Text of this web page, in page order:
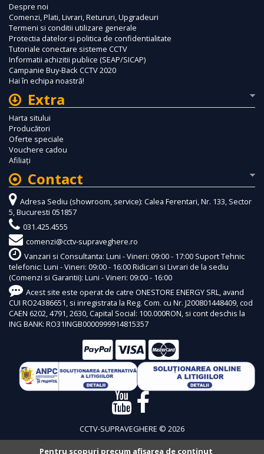
Despre noi
Comenzi, Plati, Livrari, Retururi, Upgradeuri
Termeni si conditii utilizare generale
Protectia datelor si politica de confidentialitate
Tutoriale conectare sisteme CCTV
Informatii achizitii publice (SEAP/SICAP)
Campanie Buy-Back CCTV 2020
Hai în echipa noastră!
Extra
Harta sitului
Producători
Oferte speciale
Vouchere cadou
Afiliaţi
Contact
Adresa Sediu (showroom, service): Calea Ferentari, Nr. 133, Sector
5, Bucuresti 051857
031.425.4555
comenzi@cctv-supraveghere.ro
Vanzari si Consultanta: Luni - Vineri: 09:00 - 17:00 Suport Tehnic
telefonic: Luni - Vineri: 09:00 - 16:00 Ridicari si Livrari de la sediu
(Comenzi si Garantii): Luni - Vineri: 09:00 - 16:00
Acest site este operat de catre ONESTORE ENERGY SRL, avand
CUI RO24386651, si inregistrata la Reg. Com. cu Nr. J200801448409, cod
CAEN 6202, 4791, 2630, Capital Social: 100.000RON, si cont deschis la
ING BANK: RO31INGB0000999914815357
CCTV-SUPRAVEGHERE © 2026
Pentru scopuri precum afișarea de conținut